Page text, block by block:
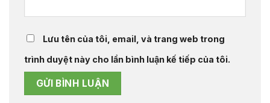
Lưu tên của tôi, email, và trang web trong
trình duyệt này cho lần bình luận kế tiếp của tôi.